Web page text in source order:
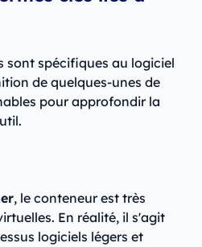
sont spécifiques au logiciel
de quelques-unes de
pour approfondir la
, le conteneur est très
En réalité, il s'agit
logiciels légers et